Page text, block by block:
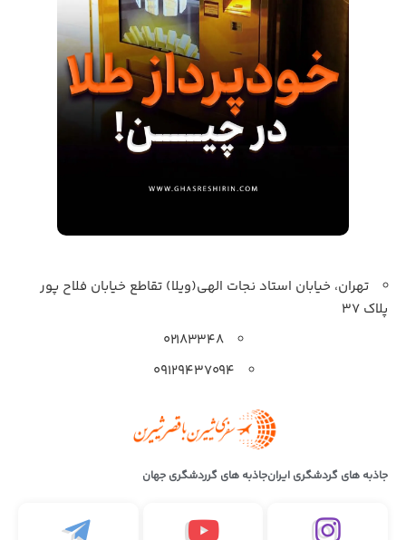
تهران، خیابان استاد نجات الهی(ویلا) تقاطع خیابان فلاح پور
پلاک 37
۰۲۱۸۳۳۴۸
۰۹۱۲۹۴۳۷۰۹۴
جاذبه های گردشگری ایرانجاذبه های گرردشگری جهان